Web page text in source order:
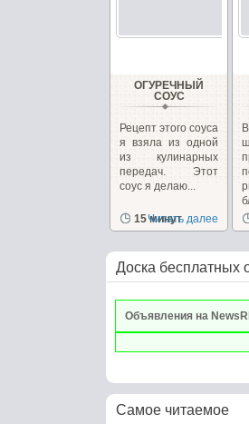
ОГУРЕЧНЫЙ
СОУС
Рецепт этого соуса
я взяла из одной
из кулинарных
передач. Этот
соус я делаю...
15 минут
Читать далее
Доска бесплатных
Объявления на
Самое читаемое